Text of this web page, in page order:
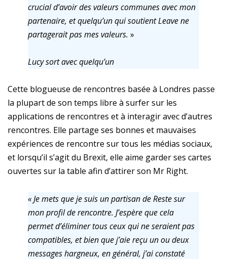
crucial d’avoir des valeurs communes avec mon
partenaire, et quelqu’un qui soutient Leave ne
partagerait pas mes valeurs. »
Lucy sort avec quelqu’un
Cette blogueuse de rencontres basée à Londres passe
la plupart de son temps libre à surfer sur les
applications de rencontres et à interagir avec d’autres
rencontres. Elle partage ses bonnes et mauvaises
expériences de rencontre sur tous les médias sociaux,
et lorsqu’il s’agit du Brexit, elle aime garder ses cartes
ouvertes sur la table afin d’attirer son Mr Right.
« Je mets que je suis un partisan de Reste sur
mon profil de rencontre. J’espère que cela
permet d’éliminer tous ceux qui ne seraient pas
compatibles, et bien que j’aie reçu un ou deux
messages hargneux, en général, j’ai constaté